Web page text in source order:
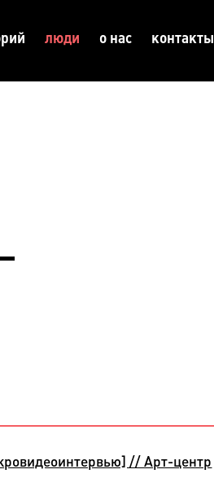
люди о нас контакты
// Арт-центр